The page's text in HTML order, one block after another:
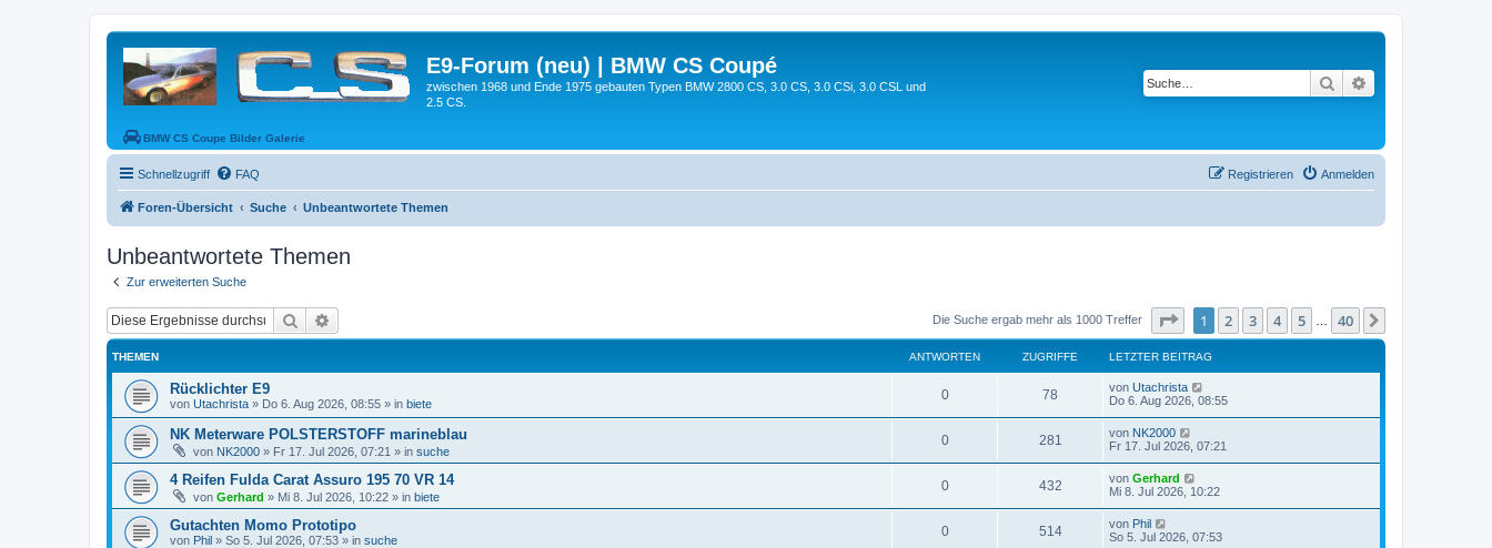
E9-Forum (neu) | BMW CS Coupé
zwischen 1968 und Ende 1975 gebauten Typen BMW 2800 CS, 3.0 CS, 3.0 CSi, 3.0 CSL und
2.5 CS.
BMW CS Coupe Bilder Galerie
Suche
Schnellzugriff FAQ Anmelden
Registrieren
Foren-Übersicht Suche Unbeantwortete Themen
Unbeantwortete Themen
Zur erweiterten Suche
Suche Die Suche ergab mehr als 1000 Treffer Seite von40
1 2 3 4 5 40
THEMEN ANTWORTEN ZUGRIFFE LETZTER BEITRAG
Rücklichter E9
von Utachrista » Do 6. Aug 2026, 08:55 » in biete
0 78 von Utachrista
Do 6. Aug 2026, 08:55
NK Meterware POLSTERSTOFF marineblau
von NK2000 » Fr 17. Jul 2026, 07:21 » in suche
0 281 von NK2000
Fr 17. Jul 2026, 07:21
4 Reifen Fulda Carat Assuro 195 70 VR 14
von Gerhard » Mi 8. Jul 2026, 10:22 » in biete
0 432 von Gerhard
Mi 8. Jul 2026, 10:22
Gutachten Momo Prototipo
von Phil » So 5. Jul 2026, 07:53 » in suche
0 514 von Phil
So 5. Jul 2026, 07:53